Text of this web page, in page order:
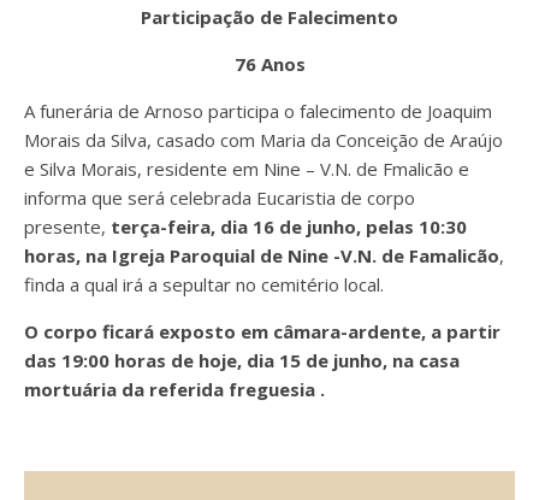
Participação de Falecimento
76 Anos
A funerária de Arnoso participa o falecimento de Joaquim
Morais da Silva, casado com Maria da Conceição de Araújo
e Silva Morais, residente em Nine – V.N. de Fmalicão e
informa que será celebrada Eucaristia de corpo
presente, terça-feira, dia 16 de junho, pelas 10:30
horas, na Igreja Paroquial de Nine -V.N. de Famalicão,
finda a qual irá a sepultar no cemitério local.
O corpo ficará exposto em câmara-ardente, a partir
das 19:00 horas de hoje, dia 15 de junho, na casa
mortuária da referida freguesia .